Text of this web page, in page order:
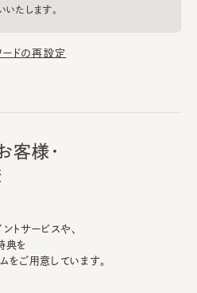
たします。
ードの再設定
客様・
トサービスや、
典を
をご用意しています。